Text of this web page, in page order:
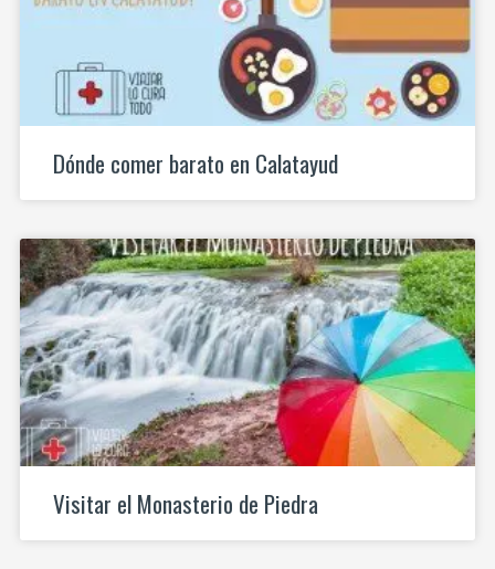
Dónde comer barato en Calatayud
Visitar el Monasterio de Piedra